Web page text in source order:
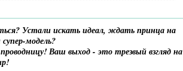
Устали искать идеал, ждать принца на
модель?
Ваш выход - это трезвый взгляд на